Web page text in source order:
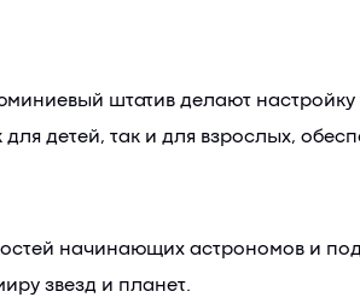
штатив делают
для детей, так и для взрослых,
начинающих астрономов и
звезд и планет.